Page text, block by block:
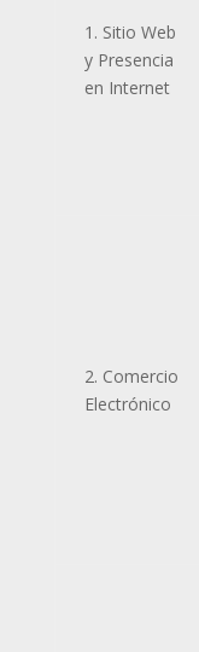
1. Sitio Web
y Presencia
en Internet
2. Comercio
Electrónico